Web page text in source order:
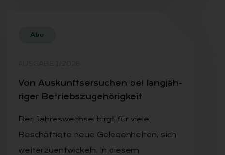
Abo
Von Aus­kunfts­er­su­chen bei lang­jäh­
ri­ger Be­triebs­zu­ge­hö­rig­keit
Der Jahreswechsel birgt für viele
Beschäftigte neue Gelegenheiten, sich
weiterzuentwickeln. In diesem